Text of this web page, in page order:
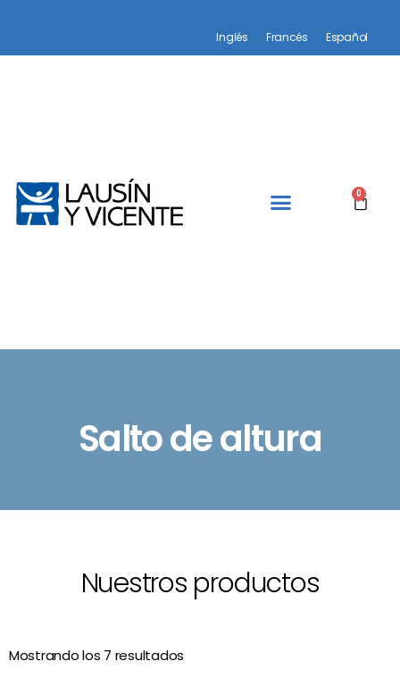
Inglés Francés Español
0
Salto de altura
Nuestros productos
Mostrando los 7 resultados